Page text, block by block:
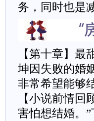
务，同时也是
【第十章】最
坤因失败的婚
非常希望能够
【小说前情
害怕想结婚。